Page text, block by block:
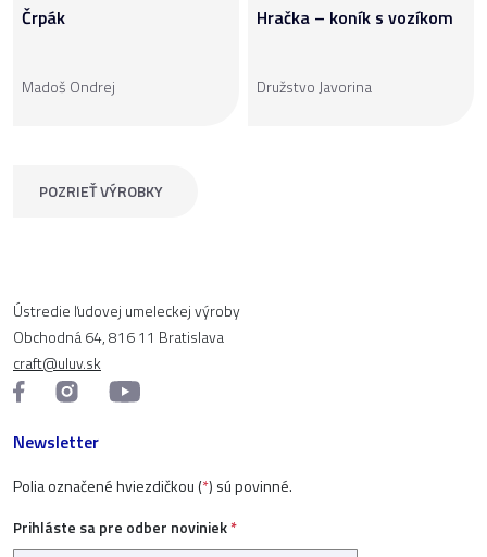
Črpák
Madoš Ondrej
Hračka – koník s vozíkom
Družstvo Javorina
POZRIEŤ VÝROBKY
Ústredie ľudovej umeleckej výroby
Obchodná 64, 816 11 Bratislava
craft@uluv.sk
Newsletter
Polia označené hviezdičkou (*) sú povinné.
Prihláste sa pre odber noviniek*